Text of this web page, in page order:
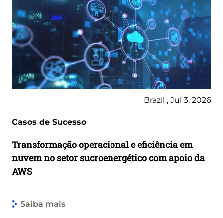
Brazil , Jul 3, 2026
Casos de Sucesso
Transformação operacional e eficiência em
nuvem no setor sucroenergético com apoio da
AWS
Saiba mais